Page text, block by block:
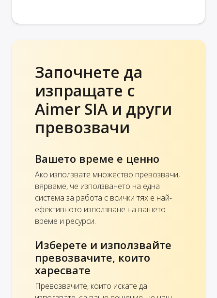
Започнете да
изпращате с
Aimer SIA и други
превозвачи
Вашето време е ценно
Ако използвате множество превозвачи,
вярваме, че използването на една
система за работа с всички тях е най-
ефективното използване на вашето
време и ресурси.
Изберете и използвайте
превозвачите, които
харесвате
Превозвачите, които искате да